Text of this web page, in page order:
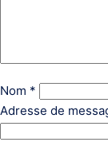
Nom *
Adresse de